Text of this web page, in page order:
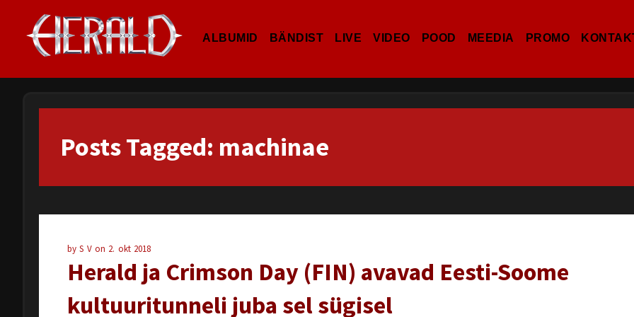
ALBUMID BÄNDIST LIVE VIDEO POOD MEEDIA PROMO
Posts Tagged: machinae
byS V on 2. okt 2018
Herald ja Crimson Day (FIN) avavad Eesti-Soome
kultuuritunneli juba sel sügisel